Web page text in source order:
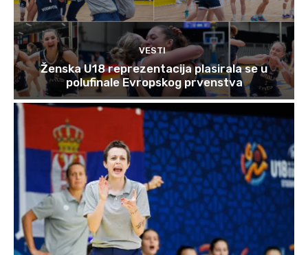
VESTI
Ženska U18 reprezentacija plasirala se u
polufinale Evropskog prvenstva